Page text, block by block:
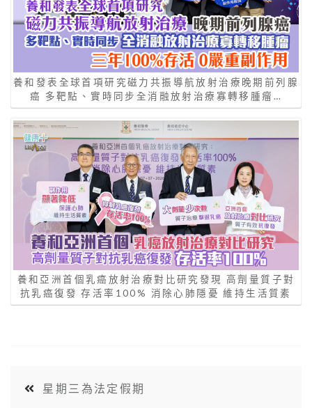
養和發表全球首項研究磁力共振導航放射治療晚期前列腺
癌 多靶點、實時同步全消融放射治療寡轉移腫瘤…
養和亞洲首個乳癌放射治療對比研究發現 高劑量質子對
抗乳癌復發 存活率100% 消除心肺隱憂 維持生活質素
星期三為法定假期